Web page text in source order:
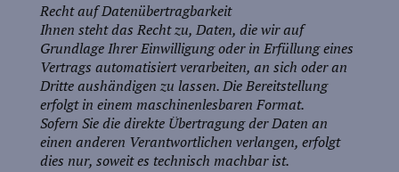
Recht auf Datenübertragbarkeit
Ihnen steht das Recht zu, Daten, die wir auf
Grundlage Ihrer Einwilligung oder in Erfüllung eines
Vertrags automatisiert verarbeiten, an sich oder an
Dritte aushändigen zu lassen. Die Bereitstellung
erfolgt in einem maschinenlesbaren Format.
Sofern Sie die direkte Übertragung der Daten an
einen anderen Verantwortlichen verlangen, erfolgt
dies nur, soweit es technisch machbar ist.